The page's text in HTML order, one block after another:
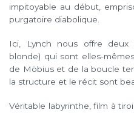
impitoyable au début,
purgatoire diabolique.
Ici, Lynch nous offre deux
blonde) qui sont elles-
de Möbius et de la boucle
la structure et le récit sont
Véritable labyrinthe, film à